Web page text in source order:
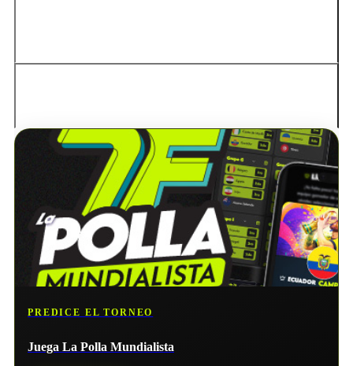
PREDICE EL TORNEO
Juega La Polla Mundialista